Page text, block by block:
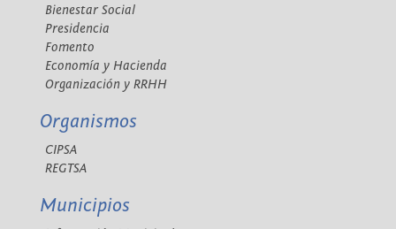
Bienestar Social
Presidencia
Fomento
Economía y Hacienda
Organización y RRHH
Organismos
CIPSA
REGTSA
Municipios